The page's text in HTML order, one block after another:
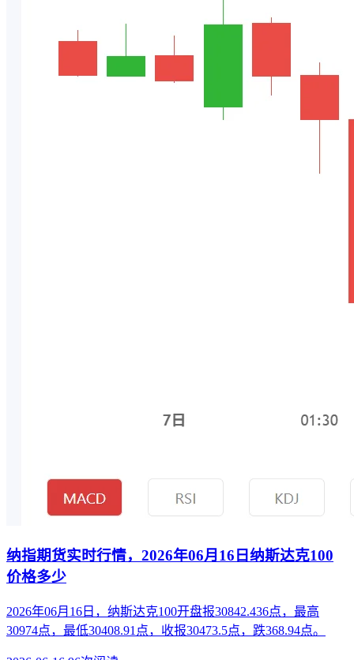
纳指期货实时行情，2026年06月16日纳斯达克100
价格多少
2026年06月16日，纳斯达克100开盘报30842.436点，最高
30974点，最低30408.91点，收报30473.5点，跌368.94点。